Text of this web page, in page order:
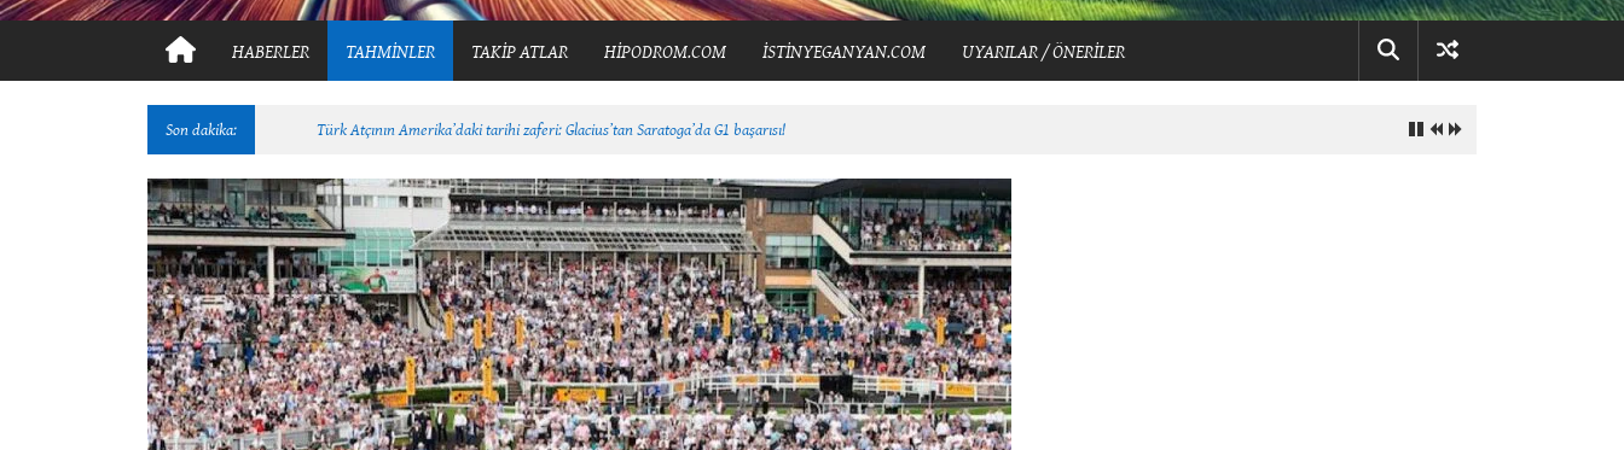
HABERLER TAHMİNLER TAKİP ATLAR HİPODROM.COM İSTİNYEGANYAN.COM UYARILAR / ÖNERİLER
Son dakika: TEN SOVEREIGNS İçin Güzel Gün !